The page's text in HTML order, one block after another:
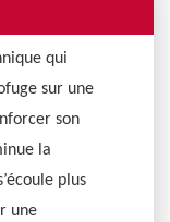
qui
sur une
son
la
plus
une